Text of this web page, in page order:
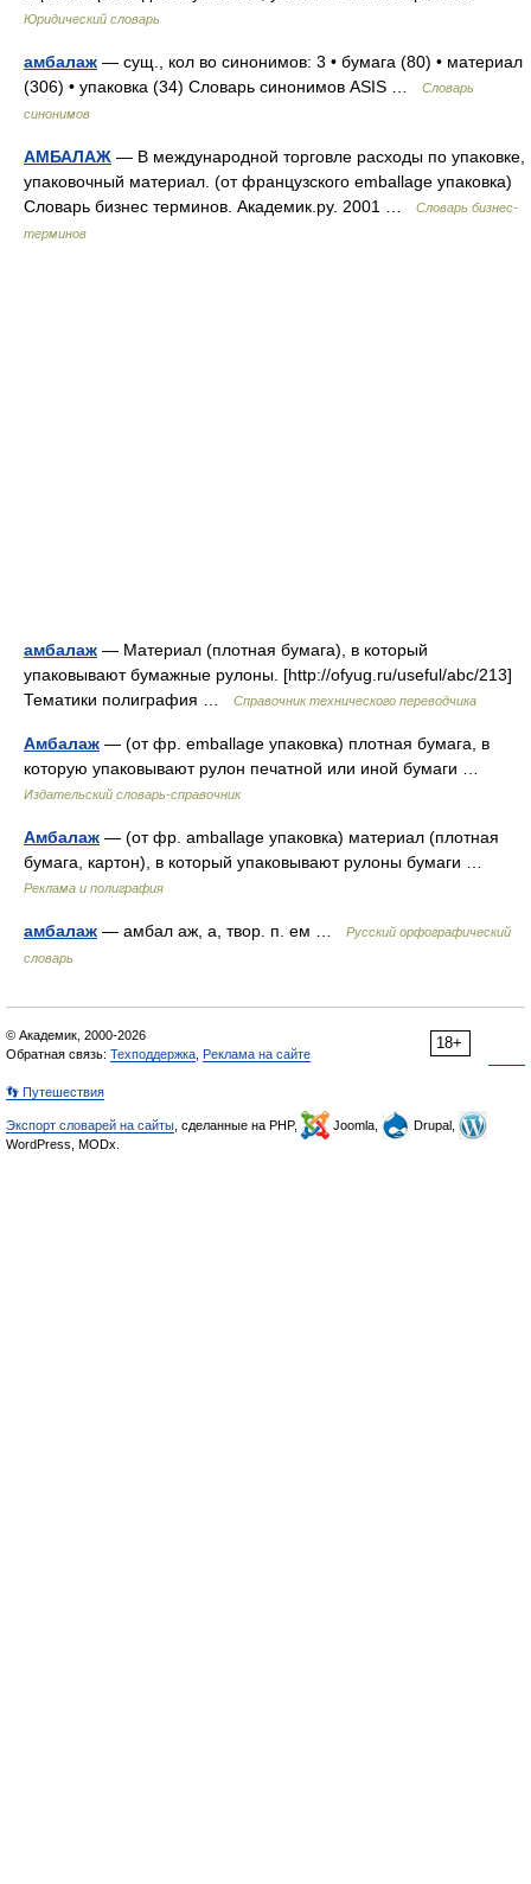
Юридический словарь
амбалаж — сущ., кол во синонимов: 3 • бумага (80) • материал
(306) • упаковка (34) Словарь синонимов ASIS …
Словарь
синонимов
АМБАЛАЖ — В международной торговле расходы по упаковке,
упаковочный материал. (от французского emballage упаковка)
Словарь бизнес терминов. Академик.ру. 2001 …
Словарь бизнес-
терминов
амбалаж — Материал (плотная бумага), в который
упаковывают бумажные рулоны. [http://ofyug.ru/useful/abc/213]
Тематики полиграфия …
Справочник технического переводчика
Амбалаж — (от фр. emballage упаковка) плотная бумага, в
которую упаковывают рулон печатной или иной бумаги …
Издательский словарь-справочник
Амбалаж — (от фр. amballage упаковка) материал (плотная
бумага, картон), в который упаковывают рулоны бумаги …
Реклама и полиграфия
амбалаж — амбал аж, а, твор. п. ем …
Русский орфографический
словарь
18+
© Академик, 2000-2026
Обратная связь: Техподдержка Реклама на сайте
👣 Путешествия
Экспорт словарей на сайты , сделанные на PHP, Joomla,
Drupal,
WordPress, MODx.